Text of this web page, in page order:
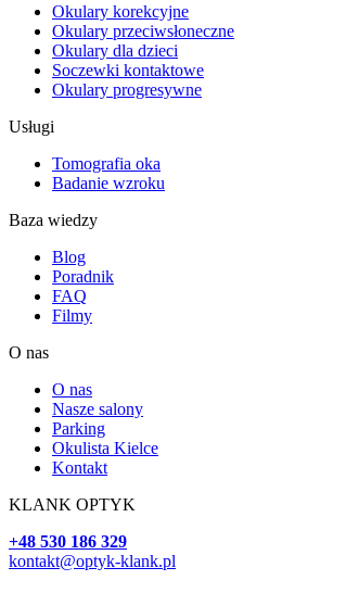
Okulary korekcyjne
Okulary przeciwsłoneczne
Okulary dla dzieci
Soczewki kontaktowe
Okulary progresywne
Usługi
Tomografia oka
Badanie wzroku
Baza wiedzy
Blog
Poradnik
FAQ
Filmy
O nas
O nas
Nasze salony
Parking
Okulista Kielce
Kontakt
KLANK OPTYK
+48 530 186 329
kontakt@optyk-klank.pl